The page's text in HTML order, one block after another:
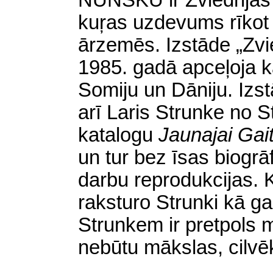
kuŗas uzdevums
ārzemēs. Izstāde
1985. gadā apceļoja
Somiju un Dāniju.
arī Laris Strunke no
katalogu Jaunajai
un tur bez īsas
darbu reprodukcijas.
raksturo Strunki kā
Strunkem ir pretpols
nebūtu mākslas,